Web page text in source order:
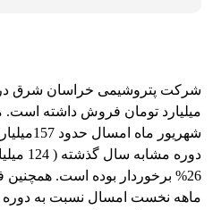
میلیارد تومان فروش داشته
شهریور
دوره
26% برخوردار بوده است.
ماهه نخست امسال نسبت به